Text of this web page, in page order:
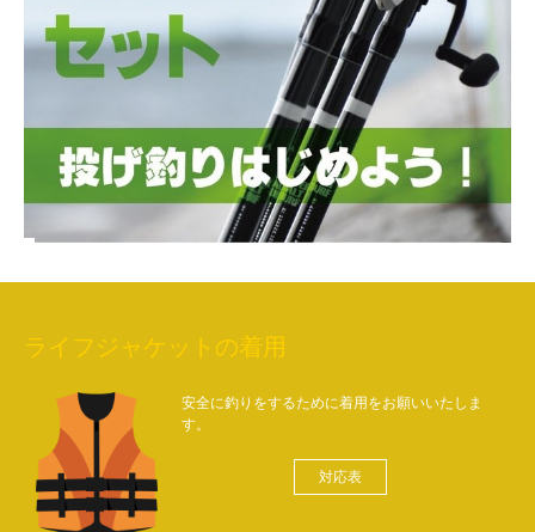
ライフジャケットの着用
安全に釣りをするために着用をお願いいたしま
す。
対応表